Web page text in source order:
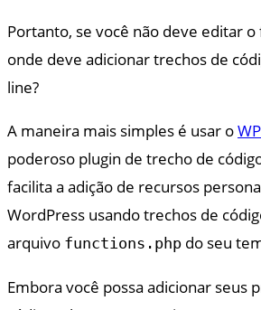
Portanto, se você não deve editar
onde deve adicionar trechos de
line?
A maneira mais simples é usar o
poderoso plugin de trecho de
facilita a adição de recursos
WordPress usando trechos de
arquivo functions.php do seu
Embora você possa adicionar seus